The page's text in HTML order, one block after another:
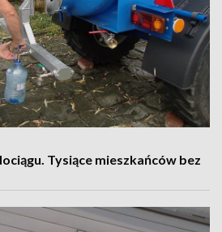
Tysiące mieszkańców bez